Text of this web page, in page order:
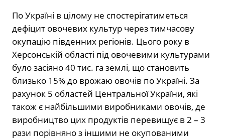
По Україні в цілому не спостерігатиметься
дефіцит овочевих культур через тимчасову
окупацію південних регіонів. Цього року в
Херсонській області під овочевими культурами
було засіяно 40 тис. га землі, що становить
близько 15% до врожаю овочів по Україні. За
рахунок 5 областей Центральної України, які
також є найбільшими виробниками овочів, де
виробництво цих продуктів перевищує в 2 – 3
рази порівняно з іншими не окупованими